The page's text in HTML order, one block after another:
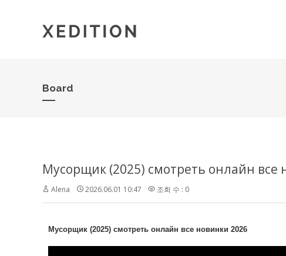
Board
Мусорщик (2025) смотреть онлайн все
Alena 2026.06.01 10:47 조회 수 : 0
Мусорщик (2025) смотреть онлайн все новинки 2026